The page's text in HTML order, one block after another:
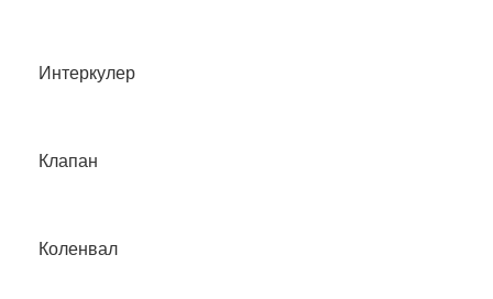
Интеркулер
Клапан
Коленвал